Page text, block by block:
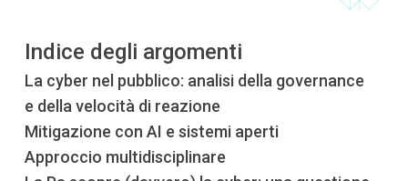
Indice degli argomenti
La cyber nel pubblico: analisi della governance
e della velocità di reazione
Mitigazione con AI e sistemi aperti
Approccio multidisciplinare